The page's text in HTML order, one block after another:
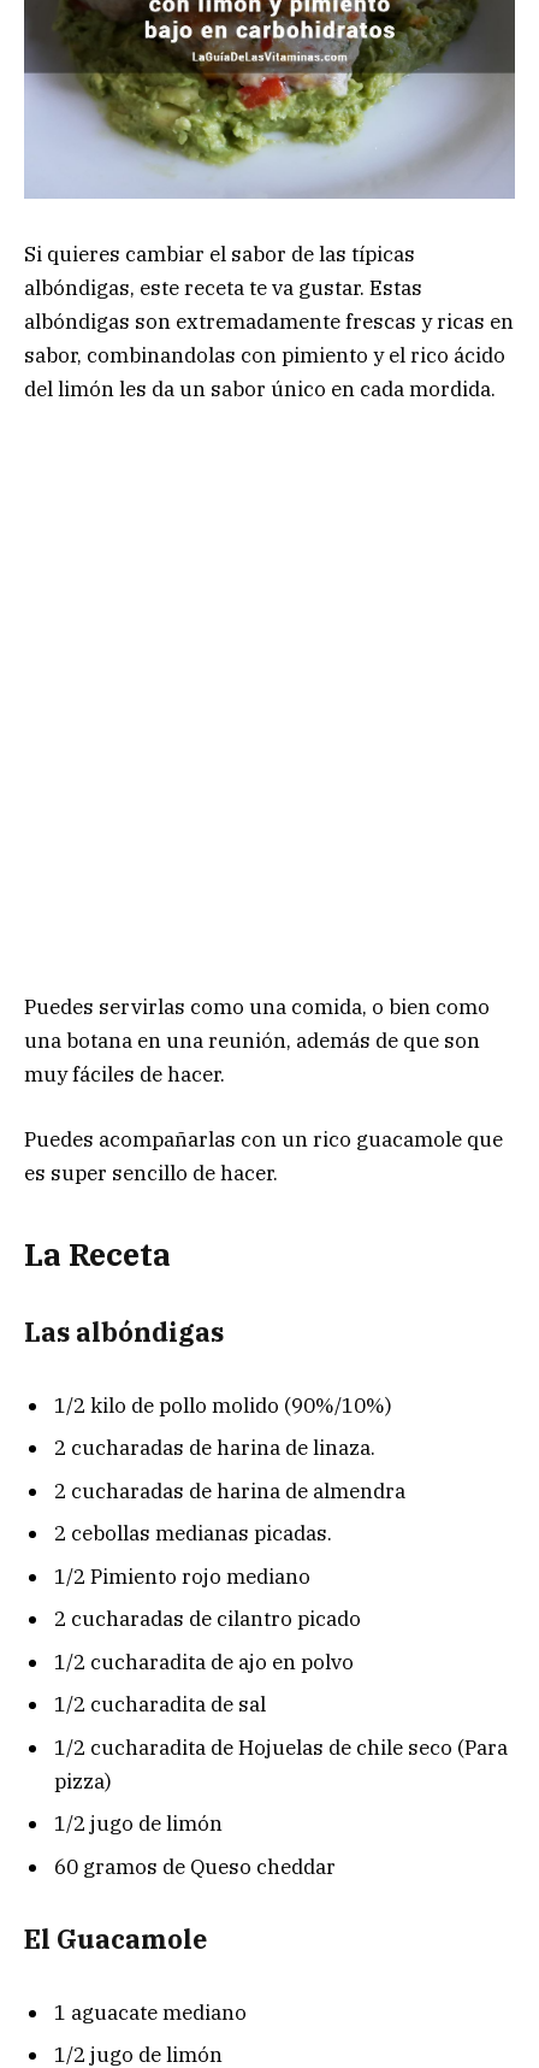
Si quieres cambiar el sabor de las típicas
albóndigas, este receta te va gustar. Estas
albóndigas son extremadamente frescas y ricas en
sabor, combinandolas con pimiento y el rico ácido
del limón les da un sabor único en cada mordida.
Puedes servirlas como una comida, o bien como
una botana en una reunión, además de que son
muy fáciles de hacer.
Puedes acompañarlas con un rico guacamole que
es super sencillo de hacer.
La Receta
Las albóndigas
1/2 kilo de pollo molido (90%/10%)
2 cucharadas de harina de linaza.
2 cucharadas de harina de almendra
2 cebollas medianas picadas.
1/2 Pimiento rojo mediano
2 cucharadas de cilantro picado
1/2 cucharadita de ajo en polvo
1/2 cucharadita de sal
1/2 cucharadita de Hojuelas de chile seco (Para
pizza)
1/2 jugo de limón
60 gramos de Queso cheddar
El Guacamole
1 aguacate mediano
1/2 jugo de limón